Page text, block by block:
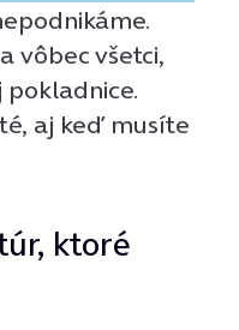
vôbec všetci,
aj keď musíte
ktoré